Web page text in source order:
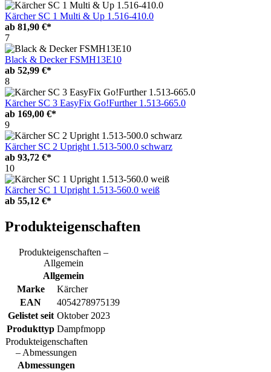
Kärcher SC 1 Multi & Up 1.516-410.0
ab 81,90 €*
7
Black & Decker FSMH13E10
ab 52,99 €*
8
Kärcher SC 3 EasyFix Go!Further 1.513-665.0
ab 169,00 €*
9
Kärcher SC 2 Upright 1.513-500.0 schwarz
ab 93,72 €*
10
Kärcher SC 1 Upright 1.513-560.0 weiß
ab 55,12 €*
Produkteigenschaften
Produkteigenschaften –
Allgemein
Allgemein
Marke
Kärcher
EAN
4054278975139
Gelistet seit Oktober 2023
Produkttyp Dampfmopp
Produkteigenschaften
– Abmessungen
Abmessungen